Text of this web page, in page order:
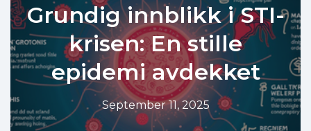
Grundig innblikk i STI-
krisen: En stille
epidemi avdekket
September 11, 2025